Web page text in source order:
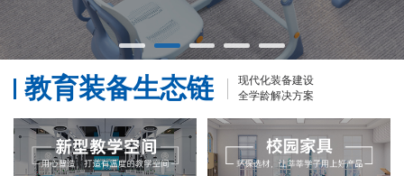
教育装备生态链
现代化装备建设
全学龄解决方案